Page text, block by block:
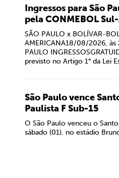
Ingressos para São
pela CONMEBOL
SÃO PAULO x BOLÍVAR-
AMERICANA18/08/2026, às
PAULO
previsto no Artigo 1° da Lei
São Paulo vence
Paulista F Sub-15
O São Paulo venceu o
sábado (01), no estádio